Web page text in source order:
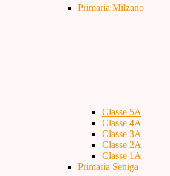
Primaria Milzano
Classe 5A
Classe 4A
Classe 3A
Classe 2A
Classe 1A
Primaria Seniga